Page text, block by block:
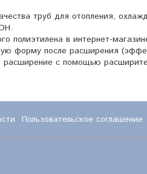
труб для отопления,
полиэтилена в интернет-
форму после расширения
расширение с помощью
Пользовательское соглашение